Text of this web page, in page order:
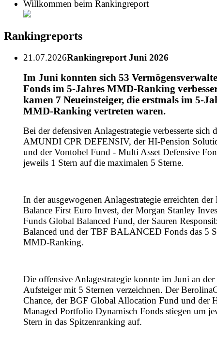
Willkommen beim Rankingreport
Rankingreports
21.07.2026Rankingreport Juni 2026
Im Juni konnten sich 53
Fonds im 5-Jahres MMD-Ranking
kamen 7 Neueinsteiger, die erstmals im 5-
MMD-Ranking vertreten waren.
Bei der defensiven Anlagestrategie verbesserte sich
AMUNDI CPR DEFENSIV, der HI-Pension
und der Vontobel Fund - Multi Asset Defensive
jeweils 1 Stern auf die maximalen 5 Sterne.
In der ausgewogenen Anlagestrategie erreichten
Balance First Euro Invest, der Morgan Stanley
Funds Global Balanced Fund, der Sauren
Balanced und der TBF BALANCED Fonds das 5
MMD-Ranking.
Die offensive Anlagestrategie konnte im Juni an der
Aufsteiger mit 5 Sternen verzeichnen. Der
Chance, der BGF Global Allocation Fund und der
Managed Portfolio Dynamisch Fonds stiegen um
Stern in das Spitzenranking auf.